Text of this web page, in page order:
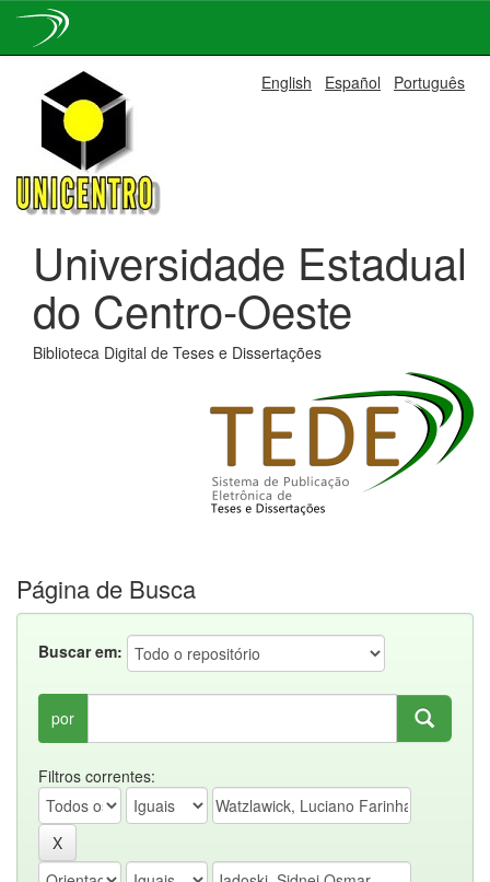
navigation
English Español Português
Universidade Estadual
do Centro-Oeste
Biblioteca Digital de Teses e Dissertações
Página de Busca
Buscar em:
por
Filtros correntes: